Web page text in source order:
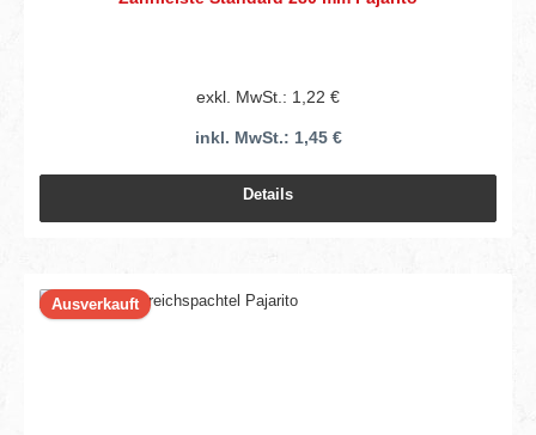
exkl. MwSt.: 1,22 €
inkl. MwSt.: 1,45 €
Details
Ausverkauft